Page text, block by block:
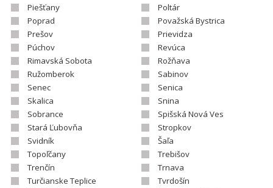
Piešťany
Poltár
Poprad
Považská Bystrica
Prešov
Prievidza
Púchov
Revúca
Rimavská Sobota
Rožňava
Ružomberok
Sabinov
Senec
Senica
Skalica
Snina
Sobrance
Spišská Nová Ves
Stará Ľubovňa
Stropkov
Svidník
Šaľa
Topoľčany
Trebišov
Trenčín
Trnava
Turčianske Teplice
Tvrdošín